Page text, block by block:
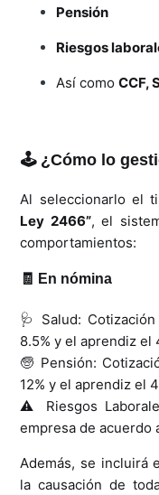
Pensión
Riesgos
Así comoCCF,
🕹 ¿Cómo lo
Al seleccionarlo el
Ley 2466”, el
comportamientos:
🧾 En nómina
🩺 Salud:
8.5% y el aprendiz el
🧓 Pensión:
12% y el aprendiz el
⚠️ Riesgos
empresa de acuerdo
Además, se incluirá
la causación de